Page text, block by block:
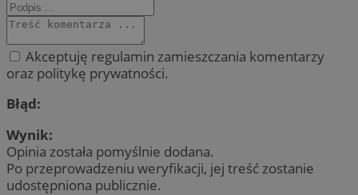
Akceptuję regulamin zamieszczania komentarzy
oraz politykę prywatności.
Błąd:
Wynik:
Opinia została pomyślnie dodana.
Po przeprowadzeniu weryfikacji, jej treść zostanie
udostępniona publicznie.